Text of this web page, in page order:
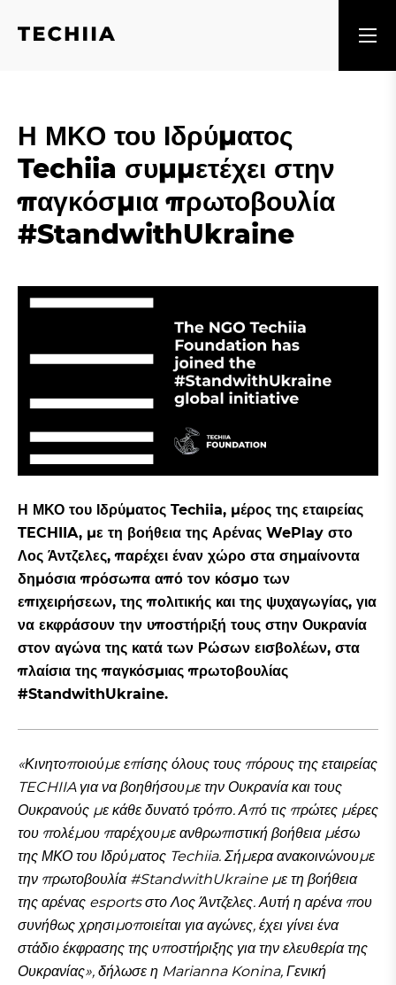
Η ΜΚΟ του Ιδρύματος
Techiia συμμετέχει στην
παγκόσμια πρωτοβουλία
#StandwithUkraine
Η ΜΚΟ του Ιδρύματος Techiia, μέρος της εταιρείας
TECHIIA, με τη βοήθεια της Αρένας WePlay στο
Λος Άντζελες, παρέχει έναν χώρο στα σημαίνοντα
δημόσια πρόσωπα από τον κόσμο των
επιχειρήσεων, της πολιτικής και της ψυχαγωγίας, για
να εκφράσουν την υποστήριξή τους στην Ουκρανία
στον αγώνα της κατά των Ρώσων εισβολέων, στα
πλαίσια της παγκόσμιας πρωτοβουλίας
#StandwithUkraine.
«Κινητοποιούμε επίσης όλους τους πόρους της εταιρείας
TECHIIA για να βοηθήσουμε την Ουκρανία και τους
Ουκρανούς με κάθε δυνατό τρόπο. Από τις πρώτες μέρες
του πολέμου παρέχουμε ανθρωπιστική βοήθεια μέσω
της ΜΚΟ του Ιδρύματος Techiia. Σήμερα ανακοινώνουμε
την πρωτοβουλία #StandwithUkraine με τη βοήθεια
της αρένας esports στο Λος Άντζελες. Αυτή η αρένα που
συνήθως χρησιμοποιείται για αγώνες, έχει γίνει ένα
στάδιο έκφρασης της υποστήριξης για την ελευθερία της
Ουκρανίας», δήλωσε η Marianna Konina, Γενική